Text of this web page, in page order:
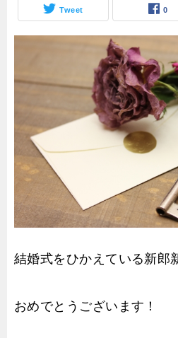
Tweet 0
結婚式をひかえている新郎
おめでとうございます！